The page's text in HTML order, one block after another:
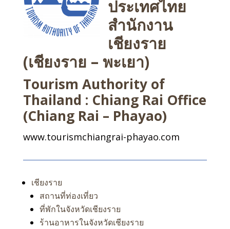
ประเทศไทย
สำนักงาน
เชียงราย
(เชียงราย – พะเยา)
Tourism Authority of
Thailand : Chiang Rai Office
(Chiang Rai – Phayao)
www.tourismchiangrai-phayao.com
เชียงราย
สถานที่ท่องเที่ยว
ที่พักในจังหวัดเชียงราย
ร้านอาหารในจังหวัดเชียงราย